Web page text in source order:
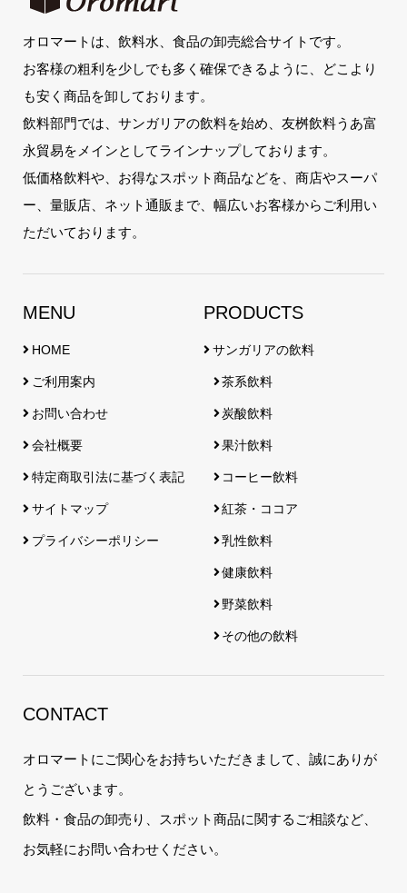
オロマートは、飲料水、食品の卸売総合サイトです。
お客様の粗利を少しでも多く確保できるように、どこより
も安く商品を卸しております。
飲料部門では、サンガリアの飲料を始め、友桝飲料うあ富
永貿易をメインとしてラインナップしております。
低価格飲料や、お得なスポット商品などを、商店やスーパ
ー、量販店、ネット通販まで、幅広いお客様からご利用い
ただいております。
MENU
HOME
ご利用案内
お問い合わせ
会社概要
特定商取引法に基づく表記
サイトマップ
プライバシーポリシー
PRODUCTS
サンガリアの飲料
茶系飲料
炭酸飲料
果汁飲料
コーヒー飲料
紅茶・ココア
乳性飲料
健康飲料
野菜飲料
その他の飲料
CONTACT
オロマートにご関心をお持ちいただきまして、誠にありが
とうございます。
飲料・食品の卸売り、スポット商品に関するご相談など、
お気軽にお問い合わせください。